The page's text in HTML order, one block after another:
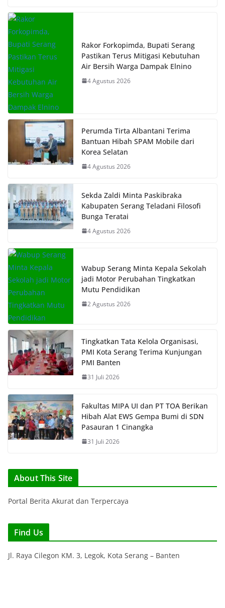
Rakor Forkopimda, Bupati Serang
Pastikan Terus Mitigasi Kebutuhan
Air Bersih Warga Dampak Elnino
4 Agustus 2026
Perumda Tirta Albantani Terima
Bantuan Hibah SPAM Mobile dari
Korea Selatan
4 Agustus 2026
Sekda Zaldi Minta Paskibraka
Kabupaten Serang Teladani Filosofi
Bunga Teratai
4 Agustus 2026
Wabup Serang Minta Kepala Sekolah
jadi Motor Perubahan Tingkatkan
Mutu Pendidikan
2 Agustus 2026
Tingkatkan Tata Kelola Organisasi,
PMI Kota Serang Terima Kunjungan
PMI Banten
31 Juli 2026
Fakultas MIPA UI dan PT TOA Berikan
Hibah Alat EWS Gempa Bumi di SDN
Pasauran 1 Cinangka
31 Juli 2026
About This Site
Portal Berita Akurat dan Terpercaya
Find Us
Jl. Raya Cilegon KM. 3, Legok, Kota Serang – Banten